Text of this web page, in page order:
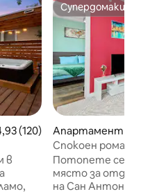
оценка: 4,93 от 5,
(120)
в
Супердомакин
Супердомакин
Апартамент –
нио
Спокоен романс
басейн/голямо
безплатен
Потопете се в
място за отдих
на Сан